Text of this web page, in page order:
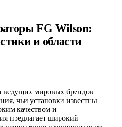
FG Wilson:
и области
ведущих мировых брендов
чьи установки известны
качеством и
предлагает широкий